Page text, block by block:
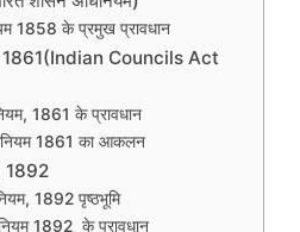
1858 के प्रमुख प्रावधान
1861(Indian Councils Act
1861 के प्रावधान
1861 का आकलन
1892
1892 पृष्ठभूमि
1892 के प्रावधान